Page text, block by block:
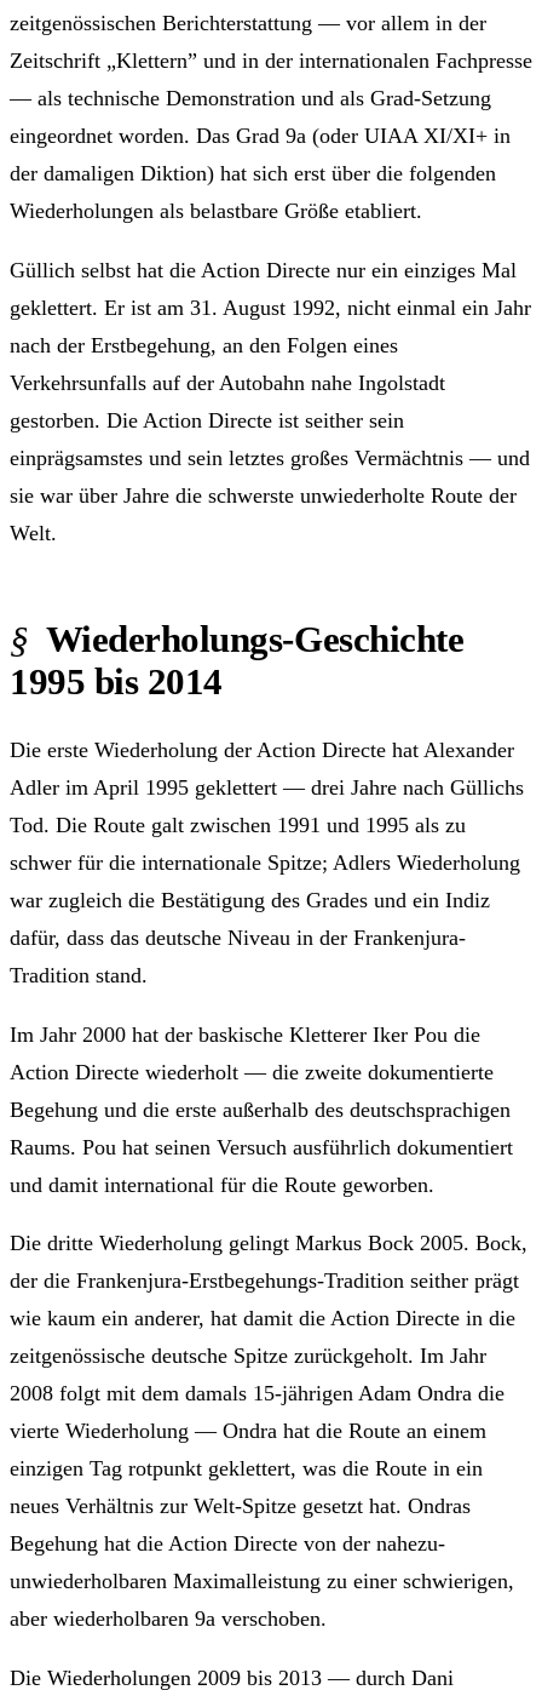
zeitgenössischen Berichterstattung — vor allem in der
Zeitschrift „Klettern” und in der internationalen Fachpresse
— als technische Demonstration und als Grad-Setzung
eingeordnet worden. Das Grad 9a (oder UIAA XI/XI+ in
der damaligen Diktion) hat sich erst über die folgenden
Wiederholungen als belastbare Größe etabliert.
Güllich selbst hat die Action Directe nur ein einziges Mal
geklettert. Er ist am 31. August 1992, nicht einmal ein Jahr
nach der Erstbegehung, an den Folgen eines
Verkehrsunfalls auf der Autobahn nahe Ingolstadt
gestorben. Die Action Directe ist seither sein
einprägsamstes und sein letztes großes Vermächtnis — und
sie war über Jahre die schwerste unwiederholte Route der
Welt.
Wiederholungs-Geschichte
1995 bis 2014
Die erste Wiederholung der Action Directe hat Alexander
Adler im April 1995 geklettert — drei Jahre nach Güllichs
Tod. Die Route galt zwischen 1991 und 1995 als zu
schwer für die internationale Spitze; Adlers Wiederholung
war zugleich die Bestätigung des Grades und ein Indiz
dafür, dass das deutsche Niveau in der Frankenjura-
Tradition stand.
Im Jahr 2000 hat der baskische Kletterer Iker Pou die
Action Directe wiederholt — die zweite dokumentierte
Begehung und die erste außerhalb des deutschsprachigen
Raums. Pou hat seinen Versuch ausführlich dokumentiert
und damit international für die Route geworben.
Die dritte Wiederholung gelingt Markus Bock 2005. Bock,
der die Frankenjura-Erstbegehungs-Tradition seither prägt
wie kaum ein anderer, hat damit die Action Directe in die
zeitgenössische deutsche Spitze zurückgeholt. Im Jahr
2008 folgt mit dem damals 15-jährigen Adam Ondra die
vierte Wiederholung — Ondra hat die Route an einem
einzigen Tag rotpunkt geklettert, was die Route in ein
neues Verhältnis zur Welt-Spitze gesetzt hat. Ondras
Begehung hat die Action Directe von der nahezu-
unwiederholbaren Maximalleistung zu einer schwierigen,
aber wiederholbaren 9a verschoben.
Die Wiederholungen 2009 bis 2013 — durch Dani